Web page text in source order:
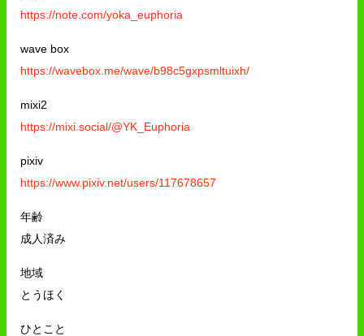
https://note.com/yoka_euphoria
wave box
https://wavebox.me/wave/b98c5gxpsmltuixh/
mixi2
https://mixi.social/@YK_Euphoria
pixiv
https://www.pixiv.net/users/117678657
年齢
成人済み
地域
とうほく
ひとこと